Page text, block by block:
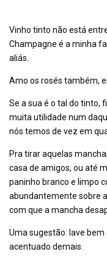
Vinho tinto não está
Champagne é a minha
aliás.
Amo os rosés também,
Se a sua é o tal do tinto,
muita utilidade num
nós temos de vez em
Pra tirar aquelas
casa de amigos, ou até
paninho branco e limpo
abundantemente sobre
com que a mancha
Uma sugestão: lave
acentuado demais.